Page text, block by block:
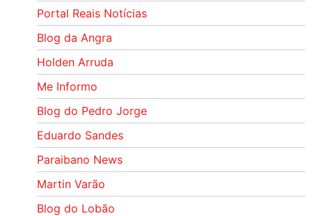
Portal Reais Notí­cias
Blog da Angra
Holden Arruda
Me Informo
Blog do Pedro Jorge
Eduardo Sandes
Paraibano News
Martin Varão
Blog do Lobão